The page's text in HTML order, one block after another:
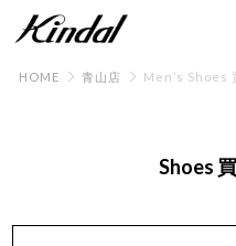
HOME 青山店 Men’s Shoes
Shoes